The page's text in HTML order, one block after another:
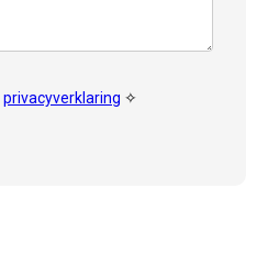
privacyverklaring ✧